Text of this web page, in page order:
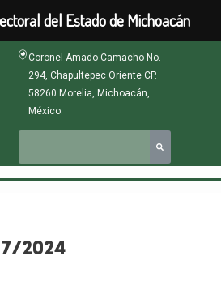
Coronel Amado Camacho No.
294, Chapultepec Oriente CP.
58260 Morelia, Michoacán,
México.
2024
del Estado de Michoacán